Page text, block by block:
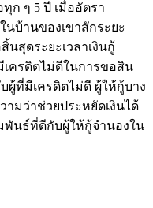
ก ๆ 5 ปี เมื่ออัตรา
บ้านของเขาสักระยะ
นสุดระยะเวลาเงินกู้
ครดิตไม่ดีในการขอสิน
ผู้ที่มีเครดิตไม่ดี ผู้ให้กู้บาง
ามว่าช่วยประหยัดเงินได้
พันธ์ที่ดีกับผู้ให้กู้จำนองใน